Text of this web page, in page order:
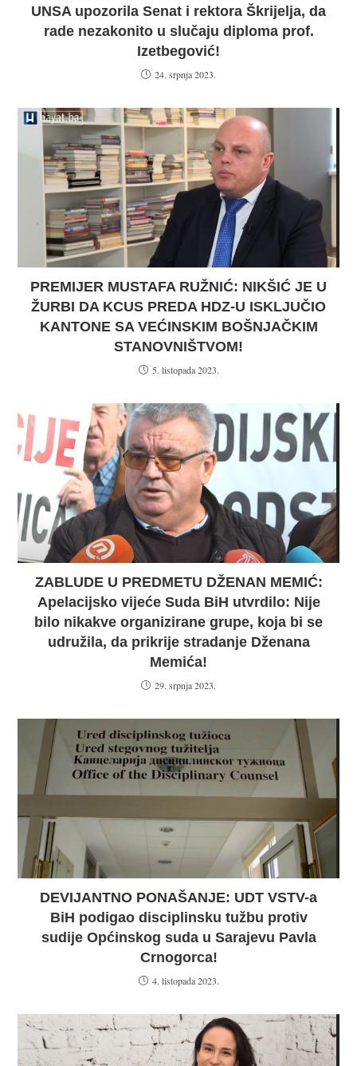
UNSA upozorila Senat i rektora Škrijelja, da
rade nezakonito u slučaju diploma prof.
Izetbegović!
24. srpnja 2023.
PREMIJER MUSTAFA RUŽNIĆ: NIKŠIĆ JE U
ŽURBI DA KCUS PREDA HDZ-U ISKLJUČIO
KANTONE SA VEĆINSKIM BOŠNJAČKIM
STANOVNIŠTVOM!
5. listopada 2023.
ZABLUDE U PREDMETU DŽENAN MEMIĆ:
Apelacijsko vijeće Suda BiH utvrdilo: Nije
bilo nikakve organizirane grupe, koja bi se
udružila, da prikrije stradanje Dženana
Memića!
29. srpnja 2023.
DEVIJANTNO PONAŠANJE: UDT VSTV-a
BiH podigao disciplinsku tužbu protiv
sudije Općinskog suda u Sarajevu Pavla
Crnogorca!
4. listopada 2023.